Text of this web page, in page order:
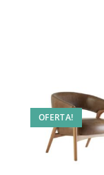
OFERTA!